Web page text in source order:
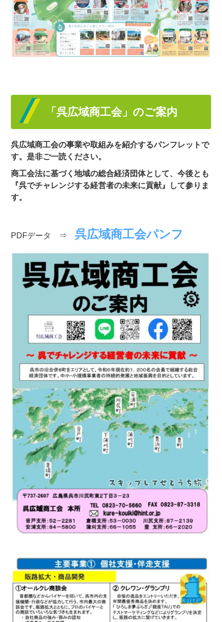
「呉広域商工会」のご案内
呉広域商工会の事業や取組みを紹介するパンフレットで
す。是非ご一読ください。
商工会法に基づく地域の総合経済団体として、今後とも
『呉でチャレンジする経営者の未来に貢献』して参りま
す。
PDFデータ ⇒呉広域商工会パンフ